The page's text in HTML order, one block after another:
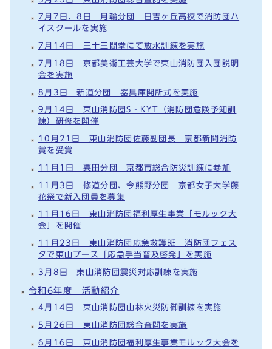
7月7日、8日 月輪分団 日吉ヶ丘高校で消防団ハ
イスクールを実施
7月14日 三十三間堂にて放水訓練を実施
7月18日 京都美術工芸大学で東山消防団入団説明
会を実施
8月3日 新道分団 器具庫開所式を実施
9月14日 東山消防団S‐KYT（消防団危険予知訓
練）研修を開催
10月21日 東山消防団佐藤副団長 京都新聞消防
賞を受賞
11月1日 粟田分団 京都市総合防災訓練に参加
11月3日 修道分団、今熊野分団 京都女子大学藤
花祭で新入団員を募集
11月16日 東山消防団福利厚生事業「モルック大
会」を開催
11月23日 東山消防団応急救護班 消防団フェス
タで東山ブース「応急手当普及啓発」を実施
3月8日 東山消防団震災対応訓練を実施
令和6年度 活動紹介
4月14日 東山消防団山林火災防御訓練を実施
5月26日 東山消防団総合査閲を実施
6月16日 東山消防団福利厚生事業モルック大会を